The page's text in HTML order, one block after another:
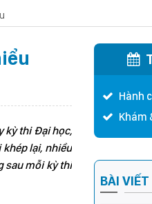
kỳ thi Đại học,
lại, nhiều
sau mỗi kỳ thi
Hành
Khám
BÀI